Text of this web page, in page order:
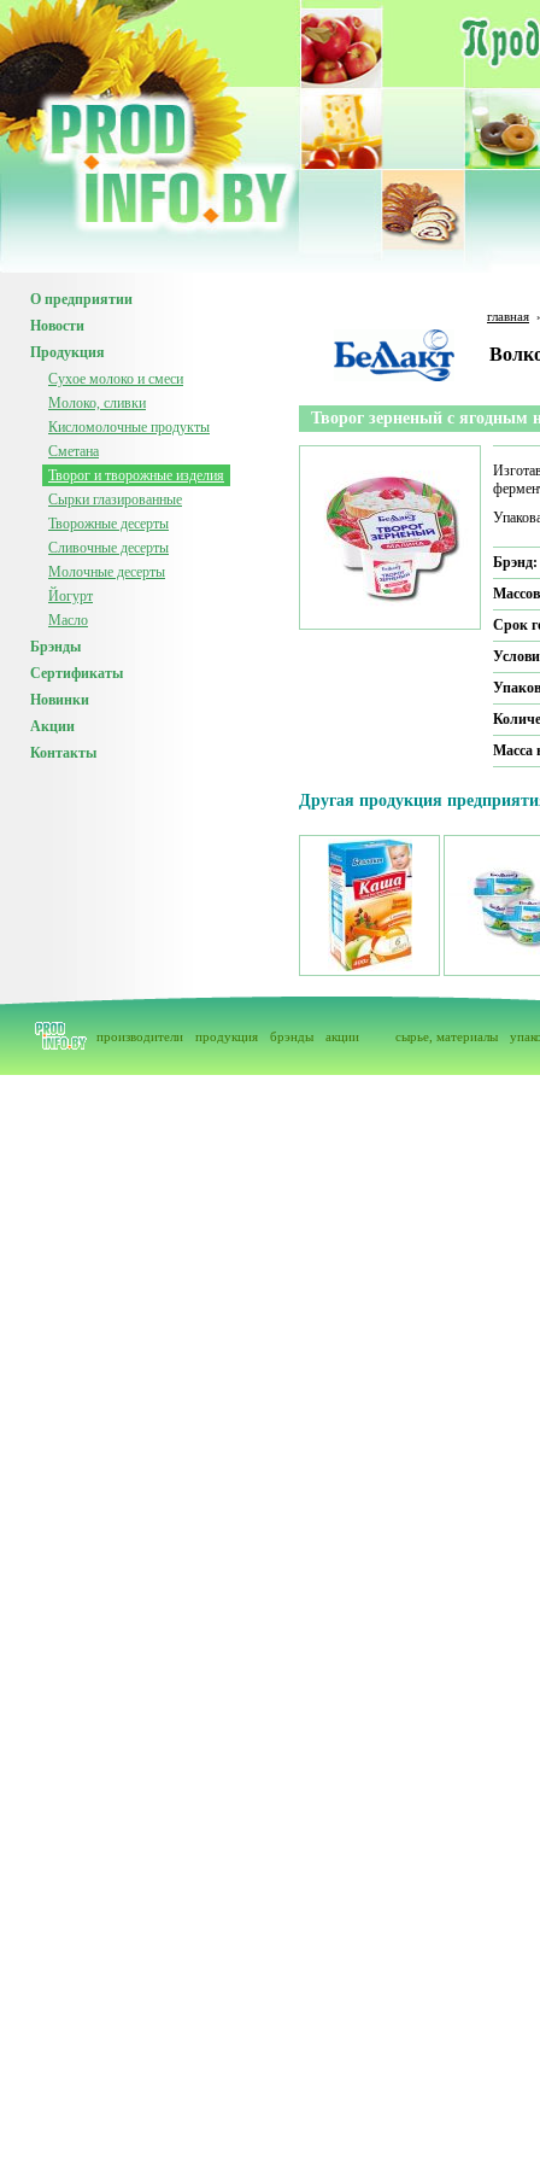
О предприятии
Новости
Продукция
Сухое молоко и смеси
Молоко, сливки
Кисломолочные продукты
Сметана
Творог и творожные изделия
Сырки глазированные
Творожные десерты
Сливочные десерты
Молочные десерты
Йогурт
Масло
Брэнды
Сертификаты
Новинки
Акции
Контакты
главная
Творог зерненый с
Брэнд:
Срок
Масса
Другая продукция
производители продукция брэнды акции сырье, материалы